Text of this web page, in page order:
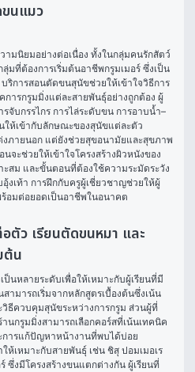
นแมว
ามนิยมอย่างต่อเนื่อง ทั้งในกลุ่มคนรักสัตว์
มที่ต้องการเริ่มต้นอาชีพกรูมเมอร์ ซึ่งเป็น
ริการสอนตัดขนสุนัขช่วยให้เข้าใจวิธีการ
การกรูมมิ่งแต่ละสายพันธุ์อย่างถูกต้อง ผู้
จับกรรไกร การไล่ระดับขน การอาบน้ำ–
ให้เข้ากับลักษณะของสุนัขแต่ละตัว
ภายนอก แต่ยังช่วยสุขอนามัยและสุขภาพ
จะช่วยให้เข้าใจโครงสร้างผิวหนังของ
สม และขั้นตอนที่ต้องใช้ความระมัดระวัง
งเท้า การฝึกกับครูผู้เชี่ยวชาญช่วยให้ผู้
อมต่อยอดเป็นอาชีพในอนาคต
ตัว เรียนตัดขนหมา และ
ต้น
นหลายระดับเพื่อให้เหมาะกับผู้เรียนที่มี
มารถเริ่มจากหลักสูตรเบื้องต้นซึ่งเน้น
ธีควบคุมสุนัขระหว่างการกรูม ส่วนผู้ที่
นกรูมมิ่งสามารถเลือกคอร์สที่เน้นเทคนิค
การแก้ปัญหาหน้างานที่พบได้บ่อย
ห้เหมาะกับสายพันธุ์ เช่น ชิสุ ปอมเมอเร
ซึ่งมีโครงสร้างขนแตกต่างกัน ผู้เรียนที่